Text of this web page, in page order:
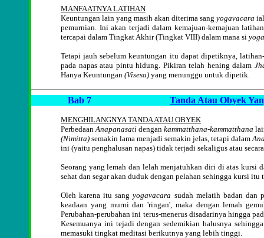
MANFAATNYA LATIHAN
Keuntungan lain yang masih akan diterima sang yogavacara
pemurnian. Ini akan terjadi dalam kemajuan-kemajuan
tercapai dalam Tingkat Akhir (Tingkat VIII) dalam mana si
Tetapi jauh sebelum keuntungan itu dapat dipetiknya,
pada napas atau pintu hidung. Pikiran telah hening dalam
Hanya Keuntungan (Visesa) yang menunggu untuk dipetik.
Bab 7 Tanda Atau Obyek
MENGHILANGNYA TANDA ATAU OBYEK
PerbedaanAnapanasati dengan kammatthana-kammatthana
(Nimitta) semakin lama menjadi semakin jelas, tetapi dalam
ini (yaitu penghalusan napas) tidak terjadi sekaligus atau
Seorang yang lemah dan lelah menjatuhkan diri di atas kursi
sehat dan segar akan duduk dengan pelahan sehingga kursi
Oleh karena itu sangyogavacara sudah melatih badan dan
keadaan yang murni dan 'ringan', maka dengan lemah
Perubahan-perubahan ini terus-menerus disadarinya hingga
Kesemuanya ini tejadi dengan sedemikian halusnya
memasuki tingkat meditasi berikutnya yang lebih tinggi.